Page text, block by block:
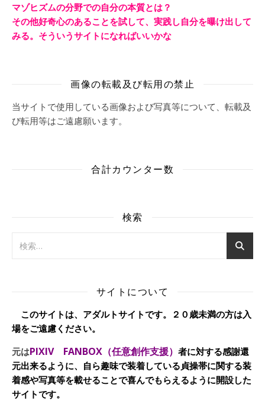
マゾヒズムの分野での自分の本質とは？
その他好奇心のあることを試して、実践し自分を曝け出して
みる。そういうサイトになればいいかな
画像の転載及び転用の禁止
当サイトで使用している画像および写真等について、転載及
び転用等はご遠慮願います。
合計カウンター数
検索
サイトについて
このサイトは、アダルトサイトです。２０歳未満の方は入
場をご遠慮ください。
元はPIXIV FANBOX（任意創作支援） 者に対する感謝還
元出来るように、自ら趣味で装着している貞操帯に関する装
着感や写真等を載せることで喜んでもらえるように開設した
サイトです。